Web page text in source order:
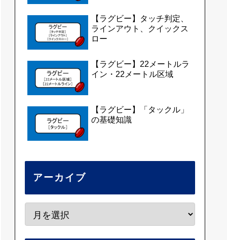
【ラグビー】タッチ判定、
ラインアウト、クイックス
ロー
【ラグビー】22メートルラ
イン・22メートル区域
【ラグビー】「タックル」
の基礎知識
アーカイブ